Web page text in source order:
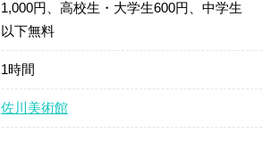
1,000円、高校生・大学生600円、中学生
以下無料
1時間
佐川美術館